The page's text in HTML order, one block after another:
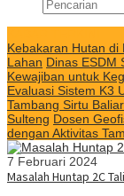
Kebakaran Hutan di
Lahan Dinas ESDM
Kewajiban untuk
Evaluasi Sistem K3
Tambang Sirtu
Sulteng Dosen
dengan Aktivitas
7 Februari 2024
Masalah Huntap 2C